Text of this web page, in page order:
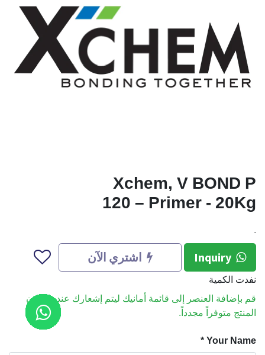
Xchem, V BOND P
120 – Primer - 20Kg
Inquiry اشتري الآن
نفدت الكمية
قم بإضافة العنصر إلى قائمة أمانيك ليتم إشعارك عندما يكون
المنتج متوفراً مجدداً.
Your Name
*